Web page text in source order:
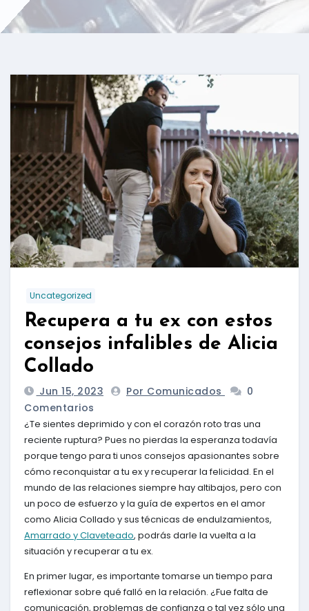
Uncategorized
Recupera a tu ex con estos
consejos infalibles de Alicia
Collado
Jun 15, 2023 Por Comunicados
0
Comentarios
¿Te sientes deprimido y con el corazón roto tras una
reciente ruptura? Pues no pierdas la esperanza todavía
porque tengo para ti unos consejos apasionantes sobre
cómo reconquistar a tu ex y recuperar la felicidad. En el
mundo de las relaciones siempre hay altibajos, pero con
un poco de esfuerzo y la guía de expertos en el amor
como Alicia Collado y sus técnicas de endulzamientos,
Amarrado y Claveteado, podrás darle la vuelta a la
situación y recuperar a tu ex.
En primer lugar, es importante tomarse un tiempo para
reflexionar sobre qué falló en la relación. ¿Fue falta de
comunicación, problemas de confianza o tal vez sólo una